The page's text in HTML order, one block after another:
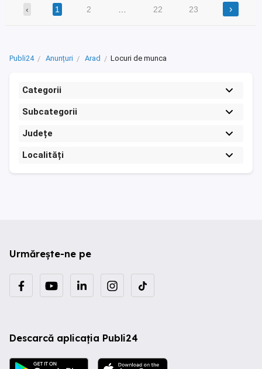
‹ 1 2 22 23 ›
Publi24 Anunțuri Arad Locuri de munca
Categorii
Subcategorii
Județe
Localități
Urmărește-ne pe
Descarcă aplicația Publi24